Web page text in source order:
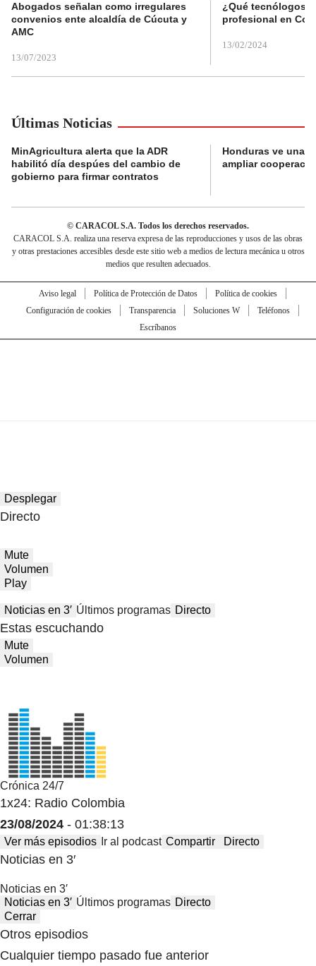
Abogados señalan como irregulares
convenios ente alcaldía de Cúcuta y
AMC
13/07/2023
¿Qué tecnólogos
profesional en
13/02/2024
Últimas Noticias
MinAgricultura alerta que la ADR
habilitó día despúes del cambio de
gobierno para firmar contratos
Honduras ve una
ampliar
© CARACOL S.A. Todos los derechos reservados.
CARACOL S.A. realiza una reserva expresa de las reproducciones y usos de las obras
y otras prestaciones accesibles desde este sitio web a medios de lectura mecánica u otros
medios que resulten adecuados.
Aviso legal Política de Protección de Datos
Política de cookies
Configuración de cookies
Transparencia Soluciones W
Teléfonos
Escríbanos
Desplegar
Directo
Mute
Volumen
Play
Noticias en 3′ Últimos programas Directo
Estas escuchando
Mute
Volumen
Crónica 24/7
1x24: Radio Colombia
23/08/2024 - 01:38:13
Ver más episodios Ir al podcast Compartir Directo
Noticias en 3′
Noticias en 3′
Noticias en 3′ Últimos programas Directo
Cerrar
Otros episodios
Cualquier tiempo pasado fue anterior